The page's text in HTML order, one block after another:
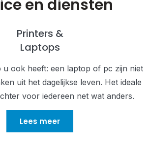
en diensten
Printers &
Laptops
ook heeft: een laptop of pc zijn niet
uit het dagelijkse leven. Het ideale
voor iedereen net wat anders.
Lees meer